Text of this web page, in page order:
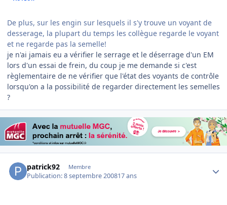
De plus, sur les engin sur lesquels il s'y trouve un voyant de
desserage, la plupart du temps les collègue regarde le voyant
et ne regarde pas la semelle!
je n'ai jamais eu a vérifier le serrage et le déserrage d'un EM
lors d'un essai de frein, du coup je me demande si c'est
règlementaire de ne vérifier que l'état des voyants de contrôle
lorsqu'on a la possibilité de regarder directement les semelles
?
patrick92 Membre
Publication:8 septembre 200817 ans